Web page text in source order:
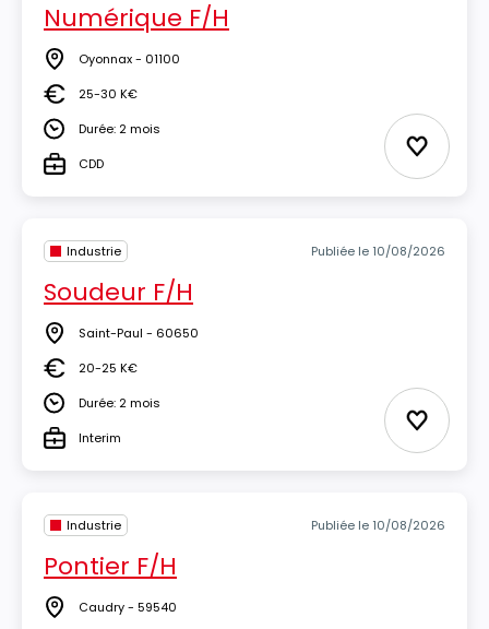
Numérique F/H
Lieu Oyonnax - 01100
Salaire25-30 K€
DuréeDurée: 2 mois
TypeCDD Ajouter
Industrie Publiée le 10/08/2026
Soudeur F/H
Lieu Saint-Paul - 60650
Salaire20-25 K€
DuréeDurée: 2 mois
TypeInterim Ajouter
Industrie Publiée le 10/08/2026
Pontier F/H
Lieu Caudry - 59540